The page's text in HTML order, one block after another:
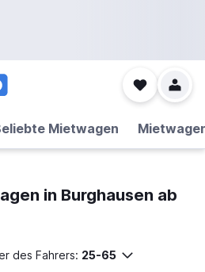
Mietwagen
in Burghausen ab
des Fahrers: 25-65